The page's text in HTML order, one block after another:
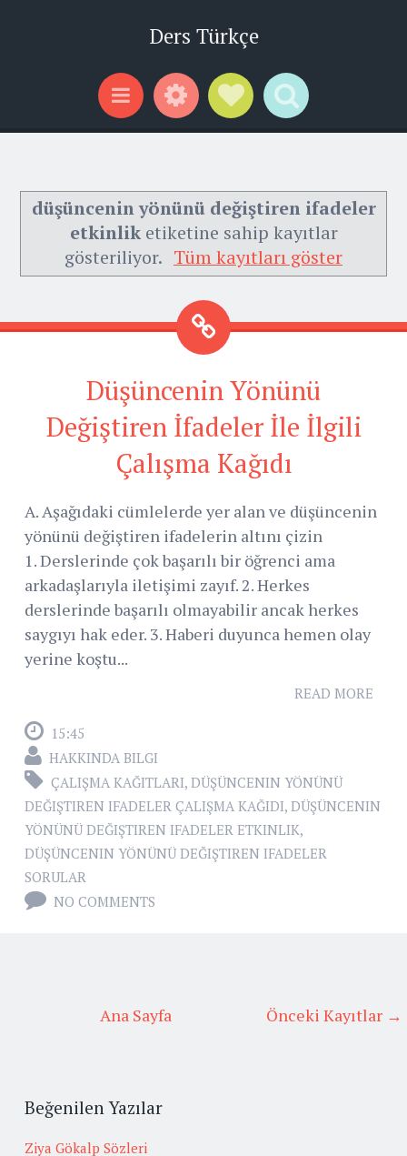
Ders Türkçe
Menu WidgetsSocial Links
Search
düşüncenin yönünü değiştiren ifadeler
etkinliketiketine sahip kayıtlar
gösteriliyor. Tüm kayıtları göster
Düşüncenin Yönünü
Değiştiren İfadeler İle İlgili
Çalışma Kağıdı
A. Aşağıdaki cümlelerde yer alan ve düşüncenin
yönünü değiştiren ifadelerin altını çizin
1. Derslerinde çok başarılı bir öğrenci ama
arkadaşlarıyla iletişimi zayıf. 2. Herkes
derslerinde başarılı olmayabilir ancak herkes
saygıyı hak eder. 3. Haberi duyunca hemen olay
yerine koştu...
READ MORE
15:45
HAKKINDA BILGI
ÇALIŞMA KAĞITLARI, DÜŞÜNCENIN YÖNÜNÜ
DEĞIŞTIREN IFADELER ÇALIŞMA KAĞIDI, DÜŞÜNCENIN
YÖNÜNÜ DEĞIŞTIREN IFADELER ETKINLIK,
DÜŞÜNCENIN YÖNÜNÜ DEĞIŞTIREN IFADELER
SORULAR
NO COMMENTS
Önceki Kayıtlar →
Ana Sayfa
Beğenilen Yazılar
Ziya Gökalp Sözleri